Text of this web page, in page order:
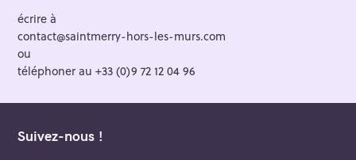
écrire à
contact@saintmerry-hors-les-murs.com
ou
téléphoner au +33 (0)9 72 12 04 96
Suivez-nous !